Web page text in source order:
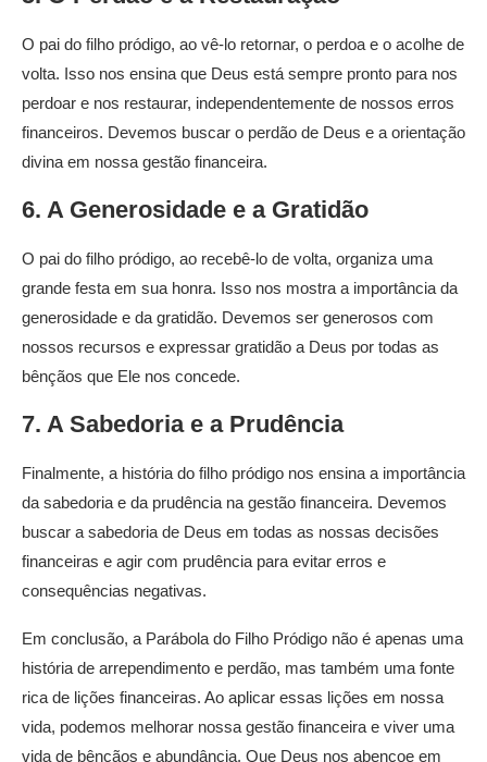
O pai do filho pródigo, ao vê-lo retornar, o perdoa e o acolhe de
volta. Isso nos ensina que Deus está sempre pronto para nos
perdoar e nos restaurar, independentemente de nossos erros
financeiros. Devemos buscar o perdão de Deus e a orientação
divina em nossa gestão financeira.
6. A Generosidade e a Gratidão
O pai do filho pródigo, ao recebê-lo de volta, organiza uma
grande festa em sua honra. Isso nos mostra a importância da
generosidade e da gratidão. Devemos ser generosos com
nossos recursos e expressar gratidão a Deus por todas as
bênçãos que Ele nos concede.
7. A Sabedoria e a Prudência
Finalmente, a história do filho pródigo nos ensina a importância
da sabedoria e da prudência na gestão financeira. Devemos
buscar a sabedoria de Deus em todas as nossas decisões
financeiras e agir com prudência para evitar erros e
consequências negativas.
Em conclusão, a Parábola do Filho Pródigo não é apenas uma
história de arrependimento e perdão, mas também uma fonte
rica de lições financeiras. Ao aplicar essas lições em nossa
vida, podemos melhorar nossa gestão financeira e viver uma
vida de bênçãos e abundância. Que Deus nos abençoe em